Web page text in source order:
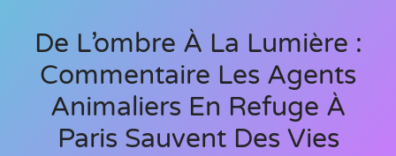
De L’ombre À La Lumière :
Commentaire Les Agents
Animaliers En Refuge À
Paris Sauvent Des Vies